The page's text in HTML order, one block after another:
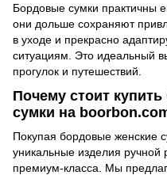
Бордовые сумки практичны
они дольше сохраняют
в уходе и прекрасно
ситуациям. Это идеальный
прогулок и путешествий.
Почему стоит
сумки на
Покупая бордовые женские
уникальные изделия ручной
премиум-класса. Мы